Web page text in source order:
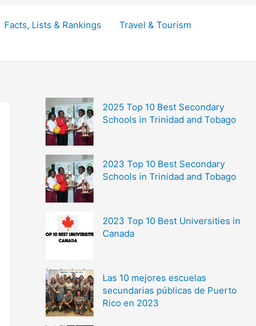
Facts, Lists & Rankings
Travel & Tourism
2025 Top 10 Best Secondary
Schools in Trinidad and Tobago
2023 Top 10 Best Secondary
Schools in Trinidad and Tobago
2023 Top 10 Best Universities in
Canada
Las 10 mejores escuelas
secundarias públicas de Puerto
Rico en 2023